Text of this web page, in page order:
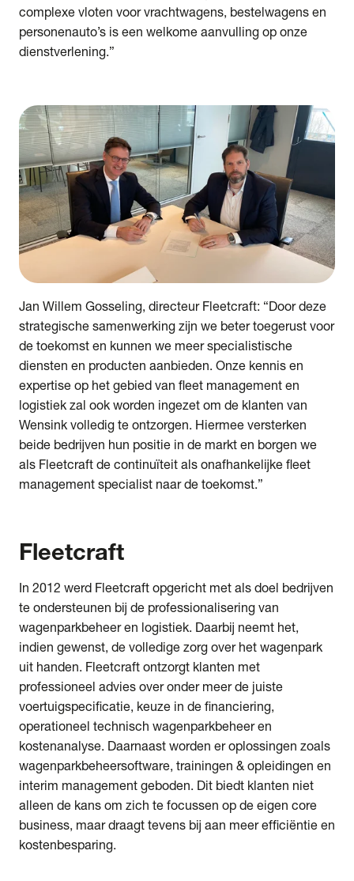
complexe vloten voor vrachtwagens, bestelwagens en
personenauto’s is een welkome aanvulling op onze
dienstverlening.”
Jan Willem Gosseling, directeur Fleetcraft: “Door deze
strategische samenwerking zijn we beter toegerust voor
de toekomst en kunnen we meer specialistische
diensten en producten aanbieden. Onze kennis en
expertise op het gebied van fleet management en
logistiek zal ook worden ingezet om de klanten van
Wensink volledig te ontzorgen. Hiermee versterken
beide bedrijven hun positie in de markt en borgen we
als Fleetcraft de continuïteit als onafhankelijke fleet
management specialist naar de toekomst.”
Fleetcraft
In 2012 werd Fleetcraft opgericht met als doel bedrijven
te ondersteunen bij de professionalisering van
wagenparkbeheer en logistiek. Daarbij neemt het,
indien gewenst, de volledige zorg over het wagenpark
uit handen. Fleetcraft ontzorgt klanten met
professioneel advies over onder meer de juiste
voertuigspecificatie, keuze in de financiering,
operationeel technisch wagenparkbeheer en
kostenanalyse. Daarnaast worden er oplossingen zoals
wagenparkbeheersoftware, trainingen & opleidingen en
interim management geboden. Dit biedt klanten niet
alleen de kans om zich te focussen op de eigen core
business, maar draagt tevens bij aan meer efficiëntie en
kostenbesparing.